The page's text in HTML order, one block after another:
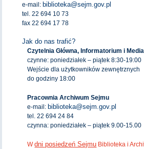
e-mail: biblioteka@sejm.gov.pl
tel. 22 694 10 73
fax 22 694 17 78
Jak do nas trafić?
Czytelnia Główna, Informatorium i
czynne: poniedziałek – piątek 8:30-19:00
Wejście dla użytkowników zewnętrznych
do godziny 18:00
Pracownia Archiwum Sejmu
e-mail: biblioteka@sejm.gov.pl
tel. 22 694 24 84
czynna: poniedziałek – piątek 9.00-15.00
Wdni posiedzeń Sejmu Biblioteka i